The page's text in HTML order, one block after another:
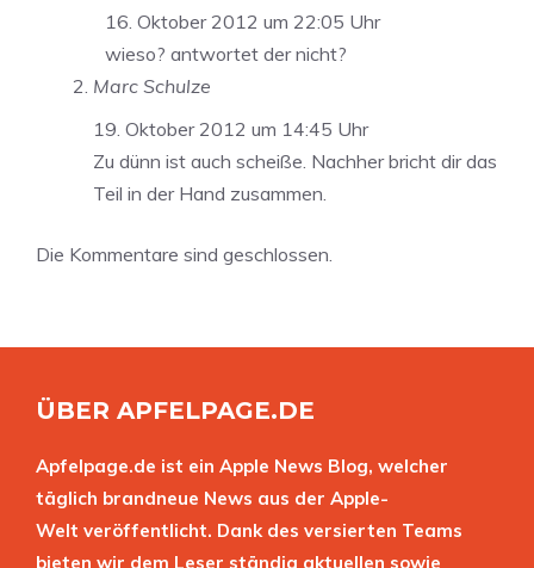
16. Oktober 2012 um 22:05 Uhr
wieso? antwortet der nicht?
Marc Schulze
19. Oktober 2012 um 14:45 Uhr
Zu dünn ist auch scheiße. Nachher bricht dir das
Teil in der Hand zusammen.
Die Kommentare sind geschlossen.
ÜBER APFELPAGE.DE
Apfelpage.de ist ein Apple News Blog, welcher
täglich brandneue News aus der Apple-
Welt veröffentlicht. Dank des versierten Teams
bieten wir dem Leser ständig aktuellen sowie